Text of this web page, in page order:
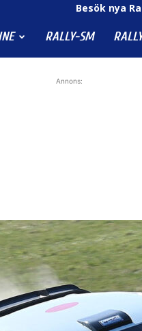
Besök nya
RALLY-SM
Annons: